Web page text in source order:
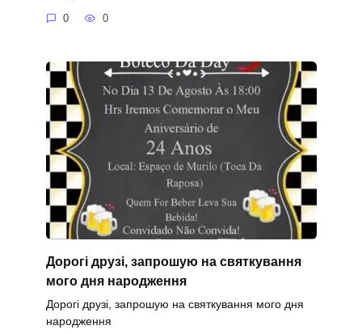
0 0
Дорогі друзі, запрошую на святкування
мого дня народження
Дорогі друзі, запрошую на святкування мого дня
народження